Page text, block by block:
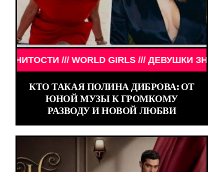
/// ДЕВУШКИ ЗНАМЕНИТОСТИ /// WORLD
КТО ТАКАЯ ПОЛИНА ДИБРОВА: ОТ
ЮНОЙ МУЗЫ К ГРОМКОМУ
РАЗВОДУ И НОВОЙ ЛЮБВИ